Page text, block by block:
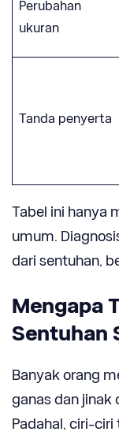
Perubahan
ukuran
Tanda penyerta
Tabel ini hanya
umum.
dari sentuhan,
Mengapa
Sentuhan
Banyak orang
ganas dan jinak
Padahal, ciri-